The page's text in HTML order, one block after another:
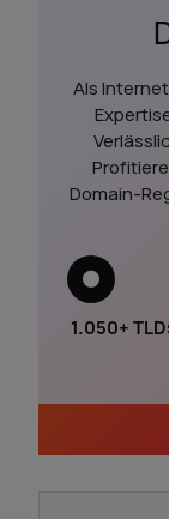
Als
Domain-
1.050+